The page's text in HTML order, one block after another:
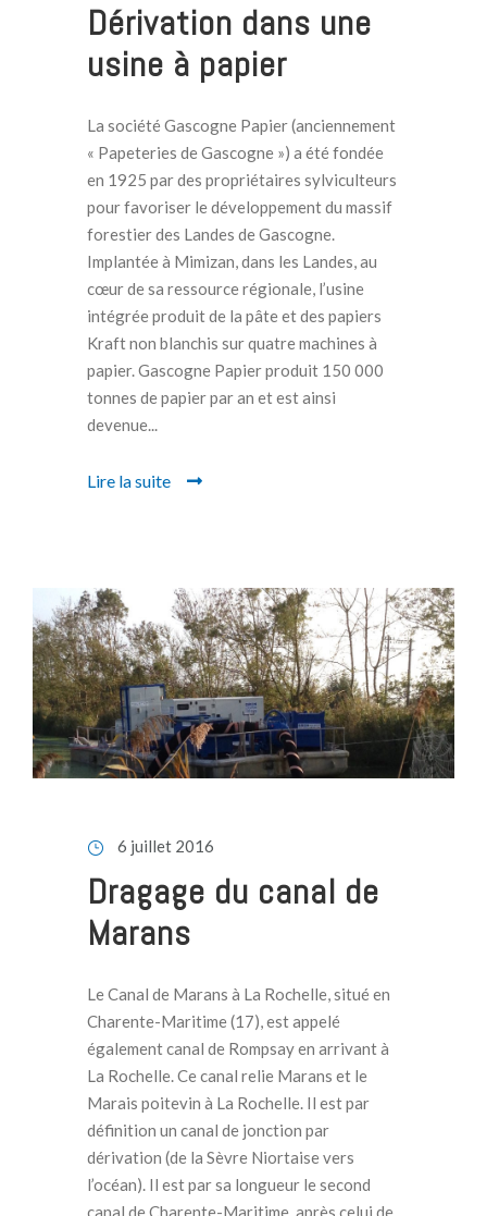
Dérivation dans une
usine à papier
La société Gascogne Papier (anciennement
« Papeteries de Gascogne ») a été fondée
en 1925 par des propriétaires sylviculteurs
pour favoriser le développement du massif
forestier des Landes de Gascogne.
Implantée à Mimizan, dans les Landes, au
cœur de sa ressource régionale, l’usine
intégrée produit de la pâte et des papiers
Kraft non blanchis sur quatre machines à
papier. Gascogne Papier produit 150 000
tonnes de papier par an et est ainsi
devenue...
Lire la suite
6 juillet 2016
Dragage du canal de
Marans
Le Canal de Marans à La Rochelle, situé en
Charente-Maritime (17), est appelé
également canal de Rompsay en arrivant à
La Rochelle. Ce canal relie Marans et le
Marais poitevin à La Rochelle. Il est par
définition un canal de jonction par
dérivation (de la Sèvre Niortaise vers
l’océan). Il est par sa longueur le second
canal de Charente-Maritime, après celui de